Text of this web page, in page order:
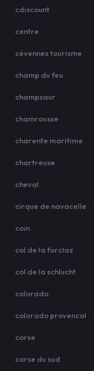
cdiscount
centre
cévennes tourisme
champ du feu
champsaur
chamrousse
charente maritime
chartreuse
cheval
cirque de navacelle
coin
col de la forclaz
col de la schlucht
colorado
colorado provencal
corse
corse du sud